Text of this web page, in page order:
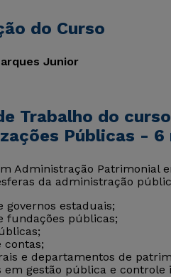
do Curso
Junior
Trabalho do
Públicas - 6
Administração Patrimonial
da administração
governos estaduais;
fundações públicas;
contas;
e departamentos de
em gestão pública e controle